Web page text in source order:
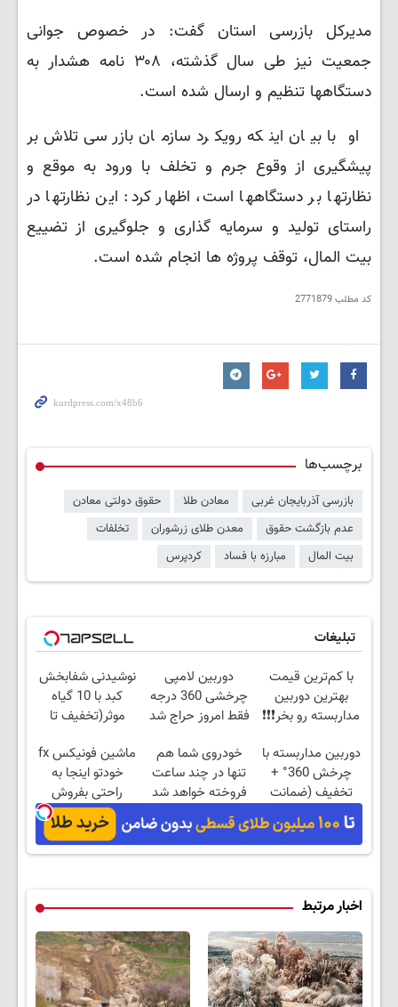
مدیرکل بازرسی استان گفت: در خصوص جوانی
جمعیت نیز طی سال گذشته، ۳۰۸ نامه هشدار به
دستگاهها تنظیم و ارسال شده است.
او با بیان اینکه رویکرد سازمان بازرسی تلاش بر
پیشگیری از وقوع جرم و تخلف با ورود به موقع و
نظارتها بر دستگاهها است، اظهار کرد: این نظارتها در
راستای تولید و سرمایه گذاری و جلوگیری از تضییع
بیت المال، توقف پروژه ها انجام شده است.
کد مطلب2771879
برچسب‌ها
بازرسی آذربایجان غربی معادن طلا
حقوق دولتی معادن
عدم بازگشت حقوق
معدن طلای زرشوران
تخلفات
بیت المال
مبارزه با فساد کردپرس
تبلیغات
با کم‌ترین قیمت
بهترین دوربین
مداربسته رو بخر❗❗❗
دوربین لامپی
چرخشی 360 درجه
فقط امروز حراج شد
منزل
نوشیدنی شفابخش
کبد با 10 گیاه
موثر(تخفیف تا
دوربین مداربسته با
چرخش 360° +
تخفیف (ضمانت
تعویض + پرداخت
درب منزل)
خودروی شما هم
تنها در چند ساعت
فروخته خواهد شد
ماشین فونیکس fx
خودتو اینجا به
راحتی بفروش
اخبار مرتبط